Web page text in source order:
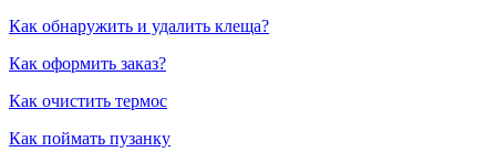
Как обнаружить и удалить клеща?
Как оформить заказ?
Как очистить термос
Как поймать пузанку